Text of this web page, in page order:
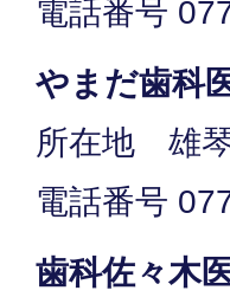
電話番号
やまだ歯科
所在地 雄
電話番号
歯科佐々木